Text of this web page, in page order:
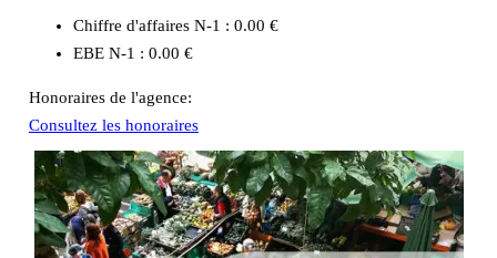
Chiffre d'affaires N-1 : 0.00 €
EBE N-1 : 0.00 €
Honoraires de l'agence:
Consultez les honoraires